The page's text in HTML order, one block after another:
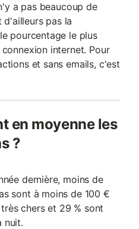
a pas beaucoup de
pas la
pourcentage le plus
internet. Pour
et sans emails, c'est
en moyenne les
?
dernière, moins de
sont à moins de 100 €
chers et 29 % sont
nuit.